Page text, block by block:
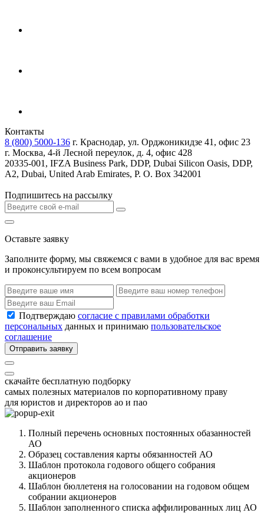
Контакты
8 (800) 5000-136 г. Краснодар, ул. Орджоникидзе 41, офис 23
г. Москва, 4-й Лесной переулок, д. 4, офис 428
20335-001, IFZA Business Park, DDP, Dubai Silicon Oasis, DDP,
A2, Dubai, United Arab Emirates, P. O. Box 342001
Подпишитесь на рассылку
Оставьте заявку
Заполните форму, мы свяжемся с вами в удобное для вас время
и проконсультируем по всем вопросам
Подтверждаю согласие с правилами обработки
персональных данных и принимаю пользовательское
соглашение
Отправить заявку
скачайте бесплатную подборку
самых полезных материалов по корпоративному праву
для юристов и директоров ао и пао
Полный перечень основных постоянных обазанностей
АО
Образец составления карты обязанностей АО
Шаблон протокола годового общего собрания
акционеров
Шаблон бюллетеня на голосовании на годовом общем
собрании акционеров
Шаблон заполненного списка аффилированных лиц АО